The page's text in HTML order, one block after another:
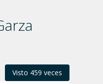
Visto 459 veces